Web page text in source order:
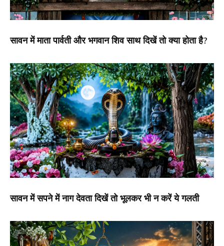
सावन में माता पार्वती और भगवान शिव साथ दिखें तो क्या होता है?
सावन में सपने में नाग देवता दिखें तो भूलकर भी न करें ये गलती